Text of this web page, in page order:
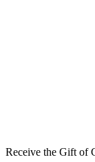
Receive the Gift of